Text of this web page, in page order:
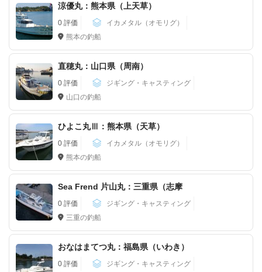
涼優丸：熊本県（上天草）
0 評価
イカメタル（オモリグ）
熊本の釣船
直穂丸：山口県（周南）
0 評価
ジギング・キャスティング
山口の釣船
ひよこ丸Ⅲ：熊本県（天草）
0 評価
イカメタル（オモリグ）
熊本の釣船
Sea Frend 片山丸：三重県（志摩
0 評価
ジギング・キャスティング
三重の釣船
おなはまてつ丸：福島県（いわき）
0 評価
ジギング・キャスティング